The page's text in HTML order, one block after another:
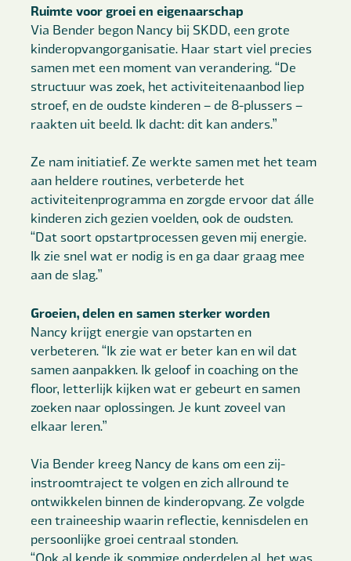
Ruimte voor groei en eigenaarschap
Via Bender begon Nancy bij SKDD, een grote
kinderopvangorganisatie. Haar start viel precies
samen met een moment van verandering. “De
structuur was zoek, het activiteitenaanbod liep
stroef, en de oudste kinderen – de 8-plussers –
raakten uit beeld. Ik dacht: dit kan anders.”
Ze nam initiatief. Ze werkte samen met het team
aan heldere routines, verbeterde het
activiteitenprogramma en zorgde ervoor dat álle
kinderen zich gezien voelden, ook de oudsten.
“Dat soort opstartprocessen geven mij energie.
Ik zie snel wat er nodig is en ga daar graag mee
aan de slag.”
Groeien, delen en samen sterker worden
Nancy krijgt energie van opstarten en
verbeteren. “Ik zie wat er beter kan en wil dat
samen aanpakken. Ik geloof in coaching on the
floor, letterlijk kijken wat er gebeurt en samen
zoeken naar oplossingen. Je kunt zoveel van
elkaar leren.”
Via Bender kreeg Nancy de kans om een zij-
instroomtraject te volgen en zich allround te
ontwikkelen binnen de kinderopvang. Ze volgde
een traineeship waarin reflectie, kennisdelen en
persoonlijke groei centraal stonden.